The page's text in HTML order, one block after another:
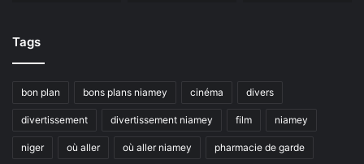
Tags
bon plan bons plans niamey cinéma divers
divertissement divertissement niamey film niamey
niger où aller où aller niamey pharmacie de garde